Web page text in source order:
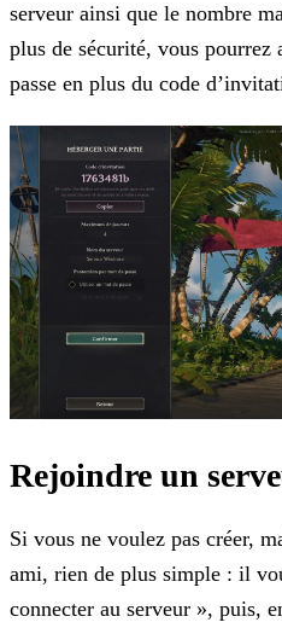
serveur ainsi que le nombre
plus de sécurité, vous
passe en plus du code
Rejoindre un
Si vous ne voulez pas créer,
ami, rien de plus simple : il
connecter au serveur », puis,